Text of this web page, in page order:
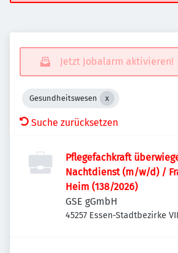
Jetzt Jobalarm aktivieren!
Gesundheitswesen
Suche zurücksetzen
Pflegefachkraft
Nachtdienst (m/w/d) /
Heim (138/2026)
GSE gGmbH
45257 Essen-Stadtbezirke